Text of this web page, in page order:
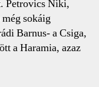
Petrovics Niki,
sokáig
Barnus- a Csiga,
a Haramia, azaz